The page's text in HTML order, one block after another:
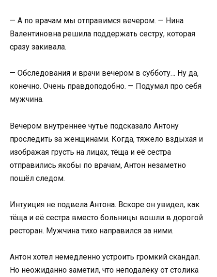
— А по врачам мы отправимся вечером. — Нина
Валентиновна решила поддержать сестру, которая
сразу закивала.
— Обследования и врачи вечером в субботу… Ну да,
конечно. Очень правдоподобно. — Подумал про себя
мужчина.
Вечером внутреннее чутьё подсказало Антону
проследить за женщинами. Когда, тяжело вздыхая и
изображая грусть на лицах, тёща и её сестра
отправились якобы по врачам, Антон незаметно
пошёл следом.
Интуиция не подвела Антона. Вскоре он увидел, как
тёща и её сестра вместо больницы вошли в дорогой
ресторан. Мужчина тихо направился за ними.
Антон хотел немедленно устроить громкий скандал.
Но неожиданно заметил, что неподалёку от столика